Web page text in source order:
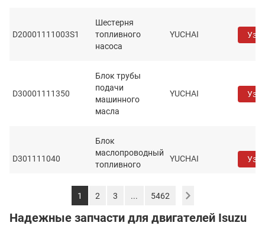
D20001111003S1
Шестерня
топливного
насоса
YUCHAI
D30001111350
Блок трубы
подачи
машинного
масла
YUCHAI
D301111040
Блок
маслопроводный
топливного
YUCHAI
D37J11001002
правая передняя
1 2 3 ... 5462
Надежные запчасти для двигателей Isuzu